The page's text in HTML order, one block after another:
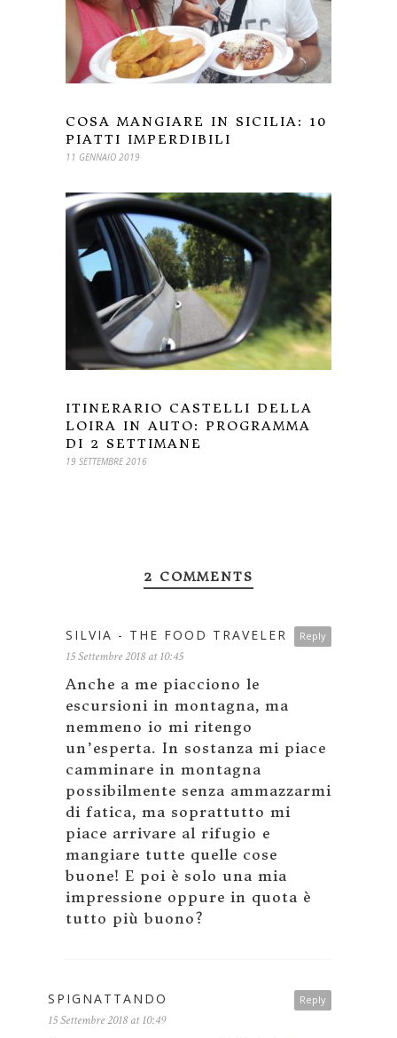
COSA MANGIARE IN SICILIA: 10
PIATTI IMPERDIBILI
11 GENNAIO 2019
ITINERARIO CASTELLI DELLA
LOIRA IN AUTO: PROGRAMMA
DI 2 SETTIMANE
19 SETTEMBRE 2016
2 COMMENTS
Reply
SILVIA - THE FOOD TRAVELER
15 Settembre 2018 at 10:45
Anche a me piacciono le
escursioni in montagna, ma
nemmeno io mi ritengo
un’esperta. In sostanza mi piace
camminare in montagna
possibilmente senza ammazzarmi
di fatica, ma soprattutto mi
piace arrivare al rifugio e
mangiare tutte quelle cose
buone! E poi è solo una mia
impressione oppure in quota è
tutto più buono?
Reply
SPIGNATTANDO
15 Settembre 2018 at 10:49